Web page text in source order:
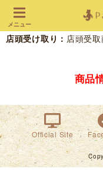
メニュー
店頭受け取り： 店頭受
商品
Official Site